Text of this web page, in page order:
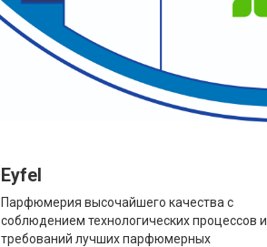
Eyfel
Парфюмерия высочайшего качества с
соблюдением технологических процессов и
требований лучших парфюмерных